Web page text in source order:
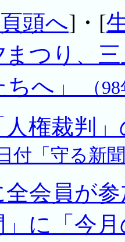
頁頭へ]・[
まつり、
へ」
（
人権裁判
「守る新
会員が
」に「今